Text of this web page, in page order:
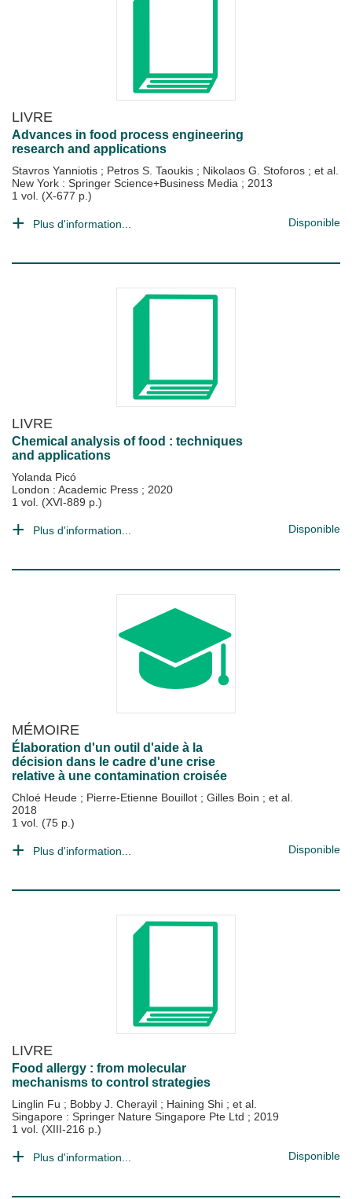
LIVRE
Advances in food process engineering
research and applications
Stavros Yanniotis ; Petros S. Taoukis ; Nikolaos G. Stoforos ; et al.
New York : Springer Science+Business Media ; 2013
1 vol. (X-677 p.)
Plus d'information... Disponible
LIVRE
Chemical analysis of food : techniques
and applications
Yolanda Picó
London : Academic Press ; 2020
1 vol. (XVI-889 p.)
Plus d'information... Disponible
MÉMOIRE
Élaboration d'un outil d'aide à la
décision dans le cadre d'une crise
relative à une contamination croisée
Chloé Heude ; Pierre-Etienne Bouillot ; Gilles Boin ; et al.
2018
1 vol. (75 p.)
Plus d'information... Disponible
LIVRE
Food allergy : from molecular
mechanisms to control strategies
Linglin Fu ; Bobby J. Cherayil ; Haining Shi ; et al.
Singapore : Springer Nature Singapore Pte Ltd ; 2019
1 vol. (XIII-216 p.)
Plus d'information... Disponible